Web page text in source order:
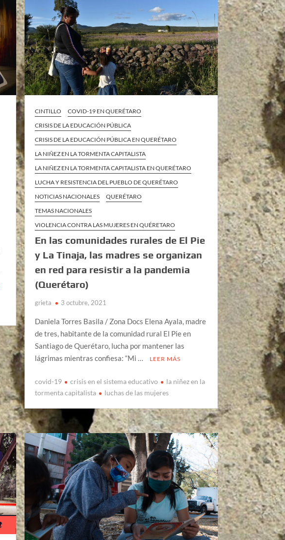
CINTILLO
COVID-19 EN QUERÉTARO
CRISIS DE LA EDUCACIÓN PÚBLICA
CRISIS DE LA EDUCACIÓN PÚBLICA EN QUERÉTARO
LA NIÑEZ EN LA TORMENTA CAPITALISTA
LA NIÑEZ EN LA TORMENTA CAPITALISTA EN QUERÉTARO
LUCHA Y RESISTENCIA DEL PUEBLO DE QUERÉTARO
NOTICIAS NACIONALES
QUERÉTARO
TEMAS NACIONALES
VIOLENCIA CONTRA LAS MUJERES EN QUÉRETARO
En las comunidades rurales de El Pie
y La Tinaja, las madres se organizan
en red para resistir a la pandemia
(Querétaro)
grieta 3 octubre, 2021
Daniela Torres Basila / Zona Docs Elena Ayala, madre
de tres, habitante de la comunidad rural El Pie en
Santiago de Querétaro, lucha por mantener las
lágrimas mientras confiesa: “Mi …
LEER MÁS
covid-19 crisis en el sistema educativo
la niñez en la
tormenta capitalista
luchas de las mujeres